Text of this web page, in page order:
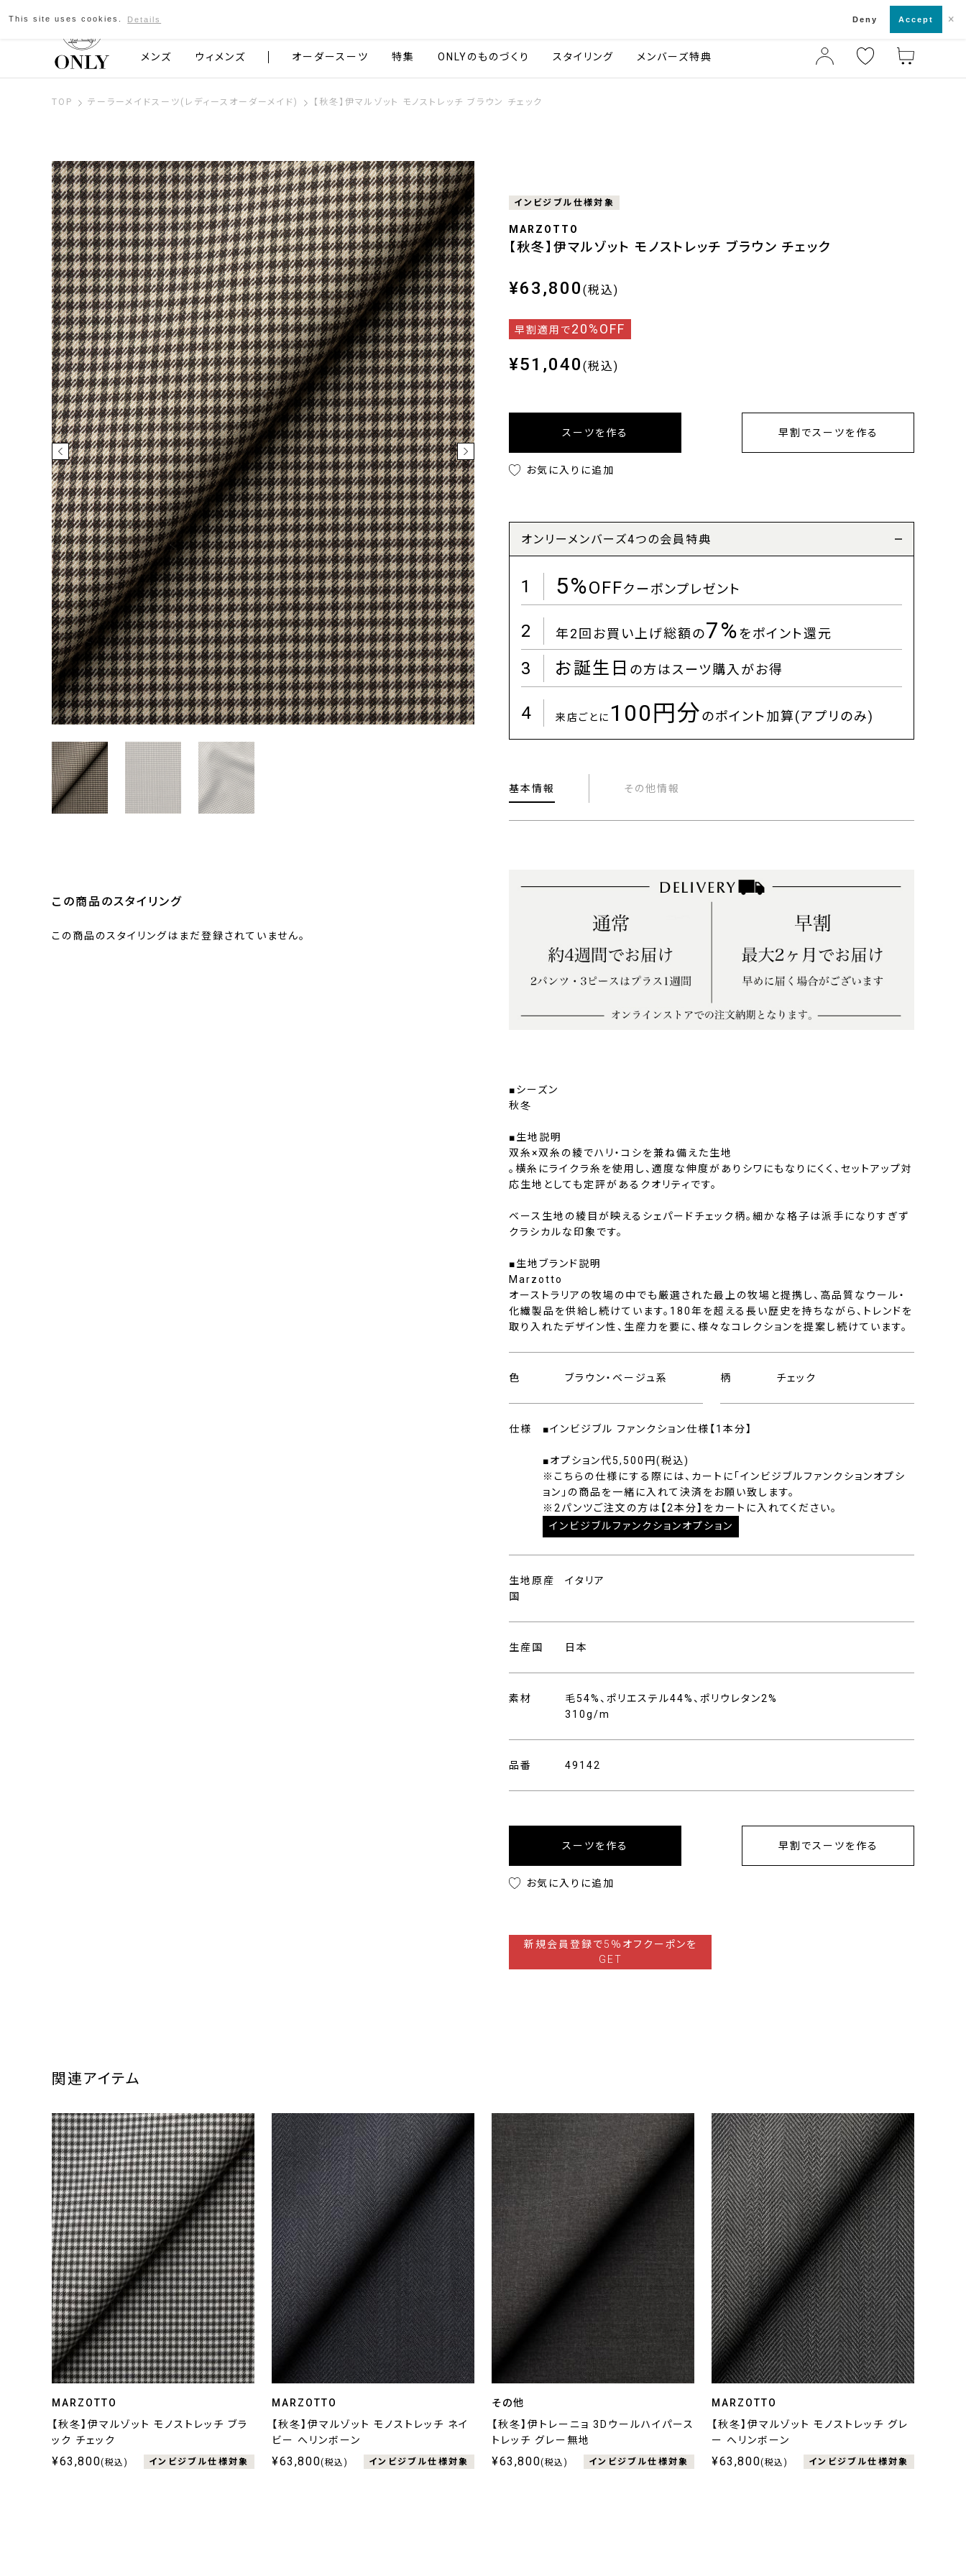
京都発のスーツブランド ONLY
メンズ ウィメンズ オーダースーツ 特集 ONLYのものづくり スタイリング メンバーズ特典
TOP テーラーメイドスーツ(レディースオーダーメイド) 【秋冬】伊マルゾット モノストレッチ ブラウン チェック
インビジブル仕様対象
MARZOTTO
【秋冬】伊マルゾット モノストレッチ ブラウン チェック
¥63,800 (税込)
早割適用で20%OFF
¥51,040 (税込)
スーツを作る 早割でスーツを作る
お気に入りに追加
オンリーメンバーズ4つの会員特典
1 5%OFFクーポンプレゼント
2 年2回お買い上げ総額の7%をポイント還元
3 お誕生日 の方はスーツ購入がお得
4 来店ごとに 100円分のポイント加算(アプリのみ)
基本情報 その他情報
■シーズン
秋冬
■生地説明
双糸×双糸の綾でハリ・コシを兼ね備えた生地
。横糸にライクラ糸を使用し、適度な伸度がありシワにもなりにくく、セットアップ対
応生地としても定評があるクオリティです。
ベース生地の綾目が映えるシェパードチェック柄。細かな格子は派手になりすぎず
クラシカルな印象です。
■生地ブランド説明
Marzotto
オーストラリアの牧場の中でも厳選された最上の牧場と提携し、高品質なウール・
化繊製品を供給し続けています。180年を超える長い歴史を持ちながら、トレンドを
取り入れたデザイン性、生産力を要に、様々なコレクションを提案し続けています。
色 ブラウン・ベージュ系 柄 チェック
仕様 ■インビジブル ファンクション仕様【1本分】
■オプション代5,500円(税込)
※こちらの仕様にする際には、カートに「インビジブルファンクションオプシ
ョン」の商品を一緒に入れて決済をお願い致します。
※2パンツご注文の方は【2本分】をカートに入れてください。
インビジブルファンクションオプション
生地原産
国
イタリア
生産国 日本
素材
毛54%、ポリエステル44%、ポリウレタン2%
310g/m
品番 49142
スーツを作る 早割でスーツを作る
お気に入りに追加
新規会員登録で5％オフクーポンを
GET
この商品のスタイリング
この商品のスタイリングはまだ登録されていません。
関連アイテム
MARZOTTO
【秋冬】伊マルゾット モノストレッチ ブラ
ック チェック
¥63,800(税込) インビジブル仕様対象
MARZOTTO
【秋冬】伊マルゾット モノストレッチ ネイ
ビー へリンボーン
¥63,800(税込) インビジブル仕様対象
その他
【秋冬】伊トレーニョ 3Dウールハイパース
トレッチ グレー無地
¥63,800(税込) インビジブル仕様対象
MARZOTTO
【秋冬】伊マルゾット モノストレッチ グレ
ー へリンボーン
¥63,800(税込) インビジブル仕様対象
This site uses cookies. Details Deny Accept ×